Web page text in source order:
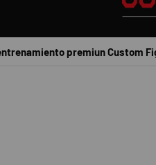
premiun Custom